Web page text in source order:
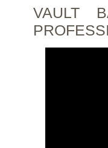
VAULT